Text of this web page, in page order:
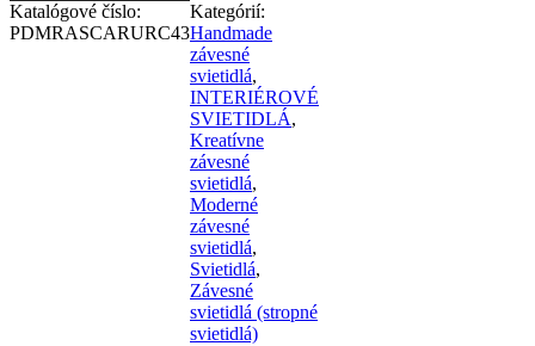
Katalógové číslo:
PDMRASCARURC43
Kategórií:
Handmade
závesné
svietidlá,
INTERIÉROVÉ
SVIETIDLÁ,
Kreatívne
závesné
svietidlá,
Moderné
závesné
svietidlá,
Svietidlá,
Závesné
svietidlá (stropné
svietidlá)